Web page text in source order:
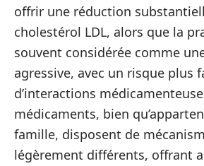
offrir une réduction
cholestérol LDL, alors que la
souvent considérée comme
agressive, avec un risque plus
d’interactions
médicaments, bien
famille, disposent de
légèrement différents, offrant